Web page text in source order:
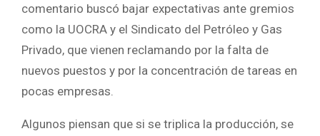
comentario buscó bajar expectativas ante gremios
como la UOCRA y el Sindicato del Petróleo y Gas
Privado, que vienen reclamando por la falta de
nuevos puestos y por la concentración de tareas en
pocas empresas.
Algunos piensan que si se triplica la producción, se